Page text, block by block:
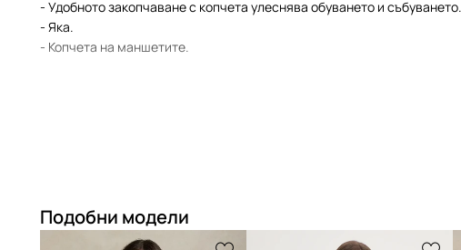
- Удобното закопчаване с копчета улеснява обуването и събуването.
- Яка.
- Копчета на маншетите.
Подобни модели